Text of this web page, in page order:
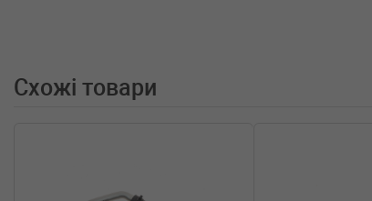
Схожі товари